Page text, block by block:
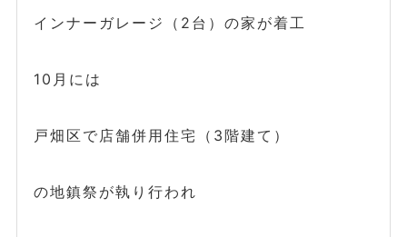
インナーガレージ（2台）の家が着工
10月には
戸畑区で店舗併用住宅（3階建て）
の地鎮祭が執り行われ